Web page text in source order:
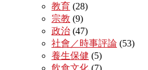
教育 (28)
宗教 (9)
政治 (47)
社會／時事評論 (53)
養生保健 (5)
飲食文化 (7)